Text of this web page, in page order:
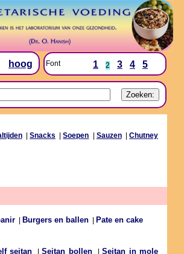
hoog Font 1 2 3 4 5
|Snacks |Soepen Sauzen|Chutney
Burgers en ballen Pate en cake
seitan |Seitan bollen|Seitan in mole